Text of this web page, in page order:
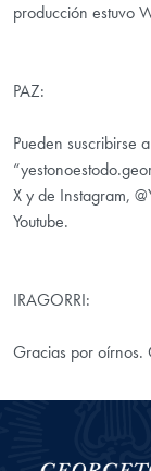
producción estuvo
PAZ:
Pueden suscribirse
X y de Instagram,
Youtube.
IRAGORRI:
Gracias por oírnos.